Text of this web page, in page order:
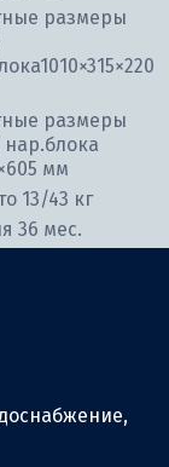
размеры
размеры
мм
13/43 кг
36 мес.